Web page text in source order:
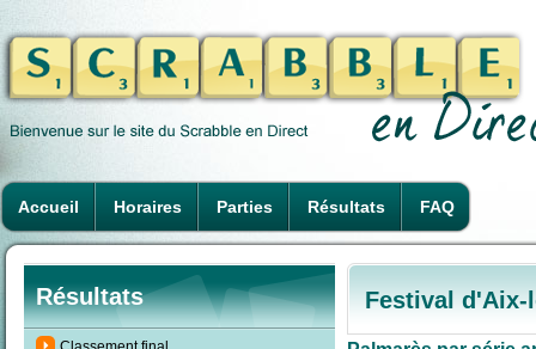
Accueil Horaires Parties Résultats FAQ
Résultats Festival d'Aix-